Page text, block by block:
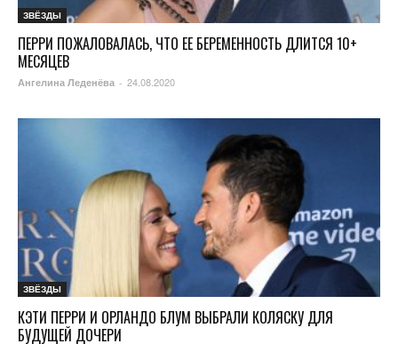
ЗВЁЗДЫ
ПЕРРИ ПОЖАЛОВАЛАСЬ, ЧТО ЕЕ БЕРЕМЕННОСТЬ ДЛИТСЯ 10+
МЕСЯЦЕВ
Ангелина Леденёва - 24.08.2020
ЗВЁЗДЫ
КЭТИ ПЕРРИ И ОРЛАНДО БЛУМ ВЫБРАЛИ КОЛЯСКУ ДЛЯ
БУДУЩЕЙ ДОЧЕРИ